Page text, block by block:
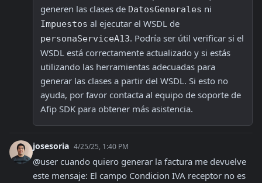
generen las clases de DatosGenerales
Impuestos
personaServiceA13. Podría ser útil verificar si el
WSDL está correctamente actualizado y si estás
utilizando las herramientas adecuadas para
generar las clases a partir del WSDL. Si esto no
ayuda, por favor contacta al equipo de soporte de
Afip SDK para obtener más asistencia.
josesoria 4/25/25, 1:40 PM
@user cuando quiero generar la factura me devuelve
este mensaje: El campo Condicion IVA receptor no es